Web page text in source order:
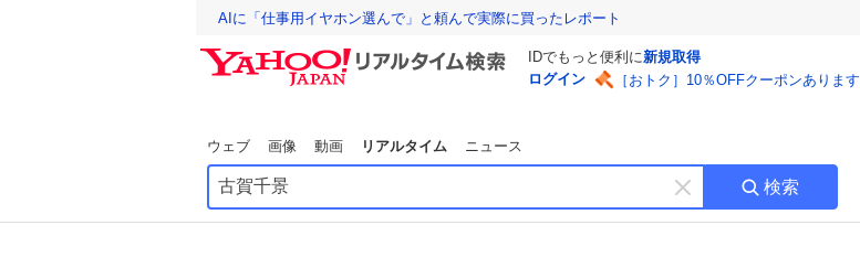
AIに「仕事用イヤホン選んで」と頼んで実際に買ったレポート
IDでもっと便利に新規取得
ログイン
［おトク］10％OFFクーポンあります
ウェブ 画像 動画 リアルタイム ニュース
キ
ー
検索